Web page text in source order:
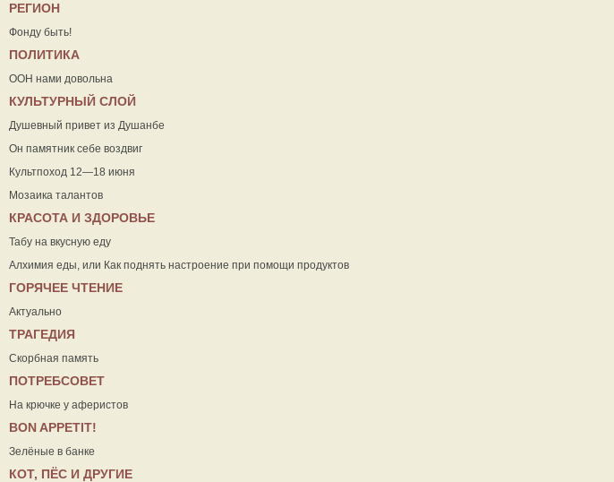
РЕГИОН
Фонду быть!
ПОЛИТИКА
ООН нами довольна
КУЛЬТУРНЫЙ СЛОЙ
Душевный привет из Душанбе
Он памятник себе воздвиг
Культпоход 12—18 июня
Мозаика талантов
КРАСОТА И ЗДОРОВЬЕ
Табу на вкусную еду
Алхимия еды, или Как поднять настроение при помощи продуктов
ГОРЯЧЕЕ ЧТЕНИЕ
Актуально
ТРАГЕДИЯ
Скорбная память
ПОТРЕБСОВЕТ
На крючке у аферистов
ВON APPETIT!
Зелёные в банке
КОТ, ПЁС И ДРУГИЕ